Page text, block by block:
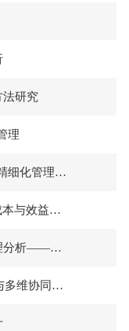
法研究
理
基于 BIM 技术的钢筋混凝土结构施工精细化管理研究
“双碳”背景下医院建筑节能改造增量成本与效益分析
污染土制陶粒及陶粒混凝土的经济管理分析——基于循环经济与绿色供应链视角
BIM 技术驱动下装配式建筑施工技术与多维协同质量管理研究